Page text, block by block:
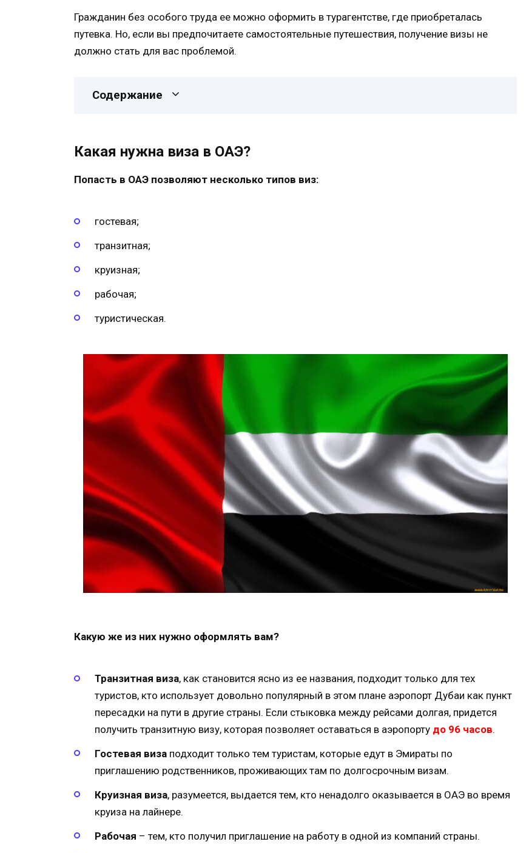
Гражданин без особого труда ее можно оформить в турагентстве, где приобреталась
путевка. Но, если вы предпочитаете самостоятельные путешествия, получение визы не
должно стать для вас проблемой.
Содержание
Какая нужна виза в ОАЭ?
Попасть в ОАЭ позволяют несколько типов виз:
гостевая;
транзитная;
круизная;
рабочая;
туристическая.
Какую же из них нужно оформлять вам?
Транзитная виза, как становится ясно из ее названия, подходит только для тех
туристов, кто использует довольно популярный в этом плане аэропорт Дубаи как пункт
пересадки на пути в другие страны. Если стыковка между рейсами долгая, придется
получить транзитную визу, которая позволяет оставаться в аэропорту до 96 часов.
Гостевая виза подходит только тем туристам, которые едут в Эмираты по
приглашению родственников, проживающих там по долгосрочным визам.
Круизная виза, разумеется, выдается тем, кто ненадолго оказывается в ОАЭ во время
круиза на лайнере.
Рабочая – тем, кто получил приглашение на работу в одной из компаний страны.